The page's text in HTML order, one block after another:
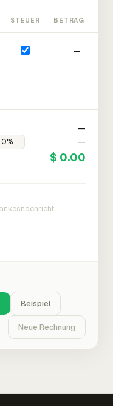
STEUER BETRAG
—
—
—
$ 0.00
Beispiel
Neue Rechnung